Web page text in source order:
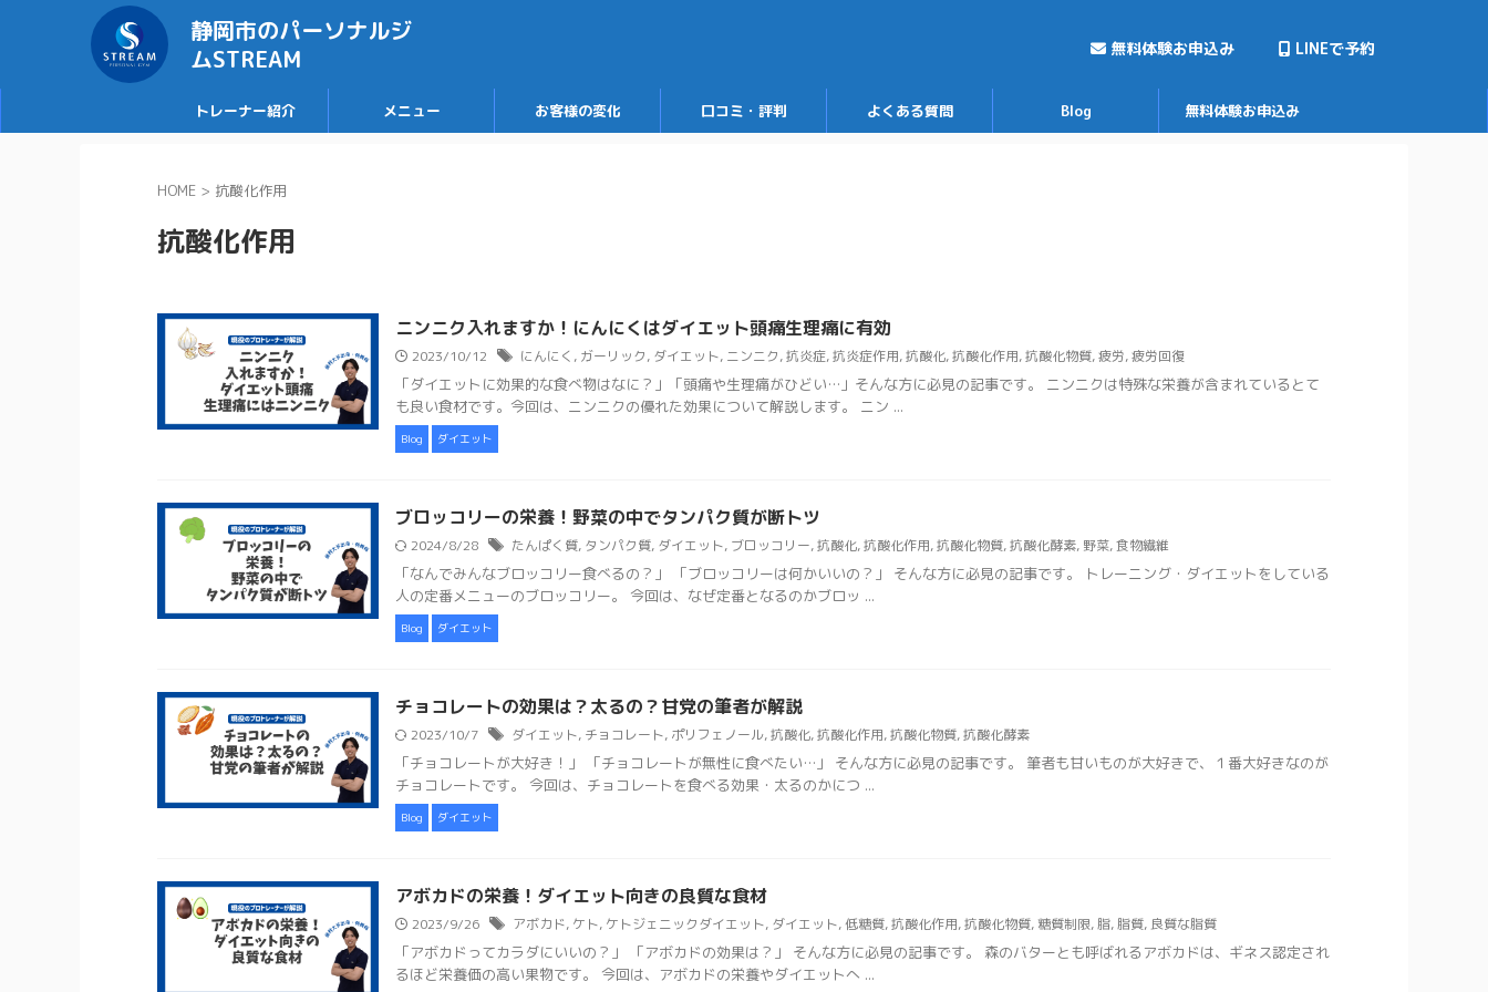
静岡市のパーソナルジ
ムSTREAM
無料体験お申込み LINEで予約
トレーナー紹介 メニュー お客様の変化 口コミ・評判 よくある質問 Blog 無料体験お申込み
HOME > 抗酸化作用
抗酸化作用
ニンニク入れますか！にんにくはダイエット頭痛生理痛に有効
2023/10/12 にんにく , ガーリック, ダイエット, ニンニク,抗炎症,抗炎症作用,抗酸化,抗酸化作用,抗酸化物質,疲労,疲労回復
「ダイエットに効果的な食べ物はなに？」「頭痛や生理痛がひどい…」そんな方に必見の記事です。 ニンニクは特殊な栄養が含まれているとて
も良い食材です。今回は、ニンニクの優れた効果について解説します。 ニン ...
Blog ダイエット
ブロッコリーの栄養！野菜の中でタンパク質が断トツ
2024/8/28 たんぱく質, タンパク質, ダイエット, ブロッコリー,抗酸化,抗酸化作用,抗酸化物質,抗酸化酵素, 野菜,食物繊維
「なんでみんなブロッコリー食べるの？」 「ブロッコリーは何かいいの？」 そんな方に必見の記事です。 トレーニング・ダイエットをしている
人の定番メニューのブロッコリー。 今回は、なぜ定番となるのかブロッ ...
Blog ダイエット
チョコレートの効果は？太るの？甘党の筆者が解説
2023/10/7 ダイエット, チョコレート, ポリフェノール,抗酸化,抗酸化作用,抗酸化物質,抗酸化酵素
「チョコレートが大好き！」 「チョコレートが無性に食べたい…」 そんな方に必見の記事です。 筆者も甘いものが大好きで、１番大好きなのが
チョコレートです。 今回は、チョコレートを食べる効果・太るのかにつ ...
Blog ダイエット
アボカドの栄養！ダイエット向きの良質な食材
2023/9/26 アボカド, ケト, ケトジェニックダイエット, ダイエット,低糖質,抗酸化作用,抗酸化物質,糖質制限,脂,脂質, 良質な脂質
「アボカドってカラダにいいの？」 「アボカドの効果は？」 そんな方に必見の記事です。 森のバターとも呼ばれるアボカドは、ギネス認定され
るほど栄養価の高い果物です。 今回は、アボカドの栄養やダイエットへ ...